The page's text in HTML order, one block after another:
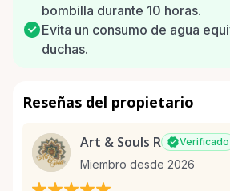
bombilla durante 10 horas.
Evita un consumo de agua
duchas.
Reseñas del propietario
Art & Souls R Verificado
Miembro desde 2026